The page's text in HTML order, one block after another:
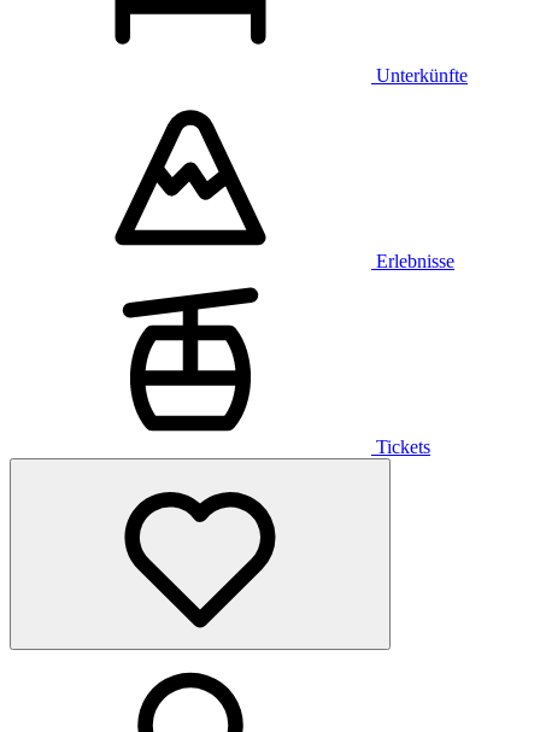
Unterkünfte
Erlebnisse
Tickets